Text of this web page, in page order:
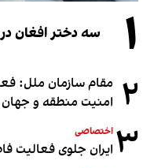
۱ سه دختر افغان در
۲ مقام سازمان ملل:
امنیت منطقه و جهان
۳ اختصاصی
ایران جلوی فعالیت